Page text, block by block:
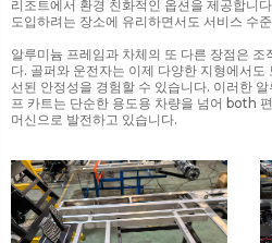
리조트에서 환경 친화적인 옵션을 제공합니
도입하려는 장소에 유리하면서도 서비스 수
알루미늄 프레임과 차체의 또 다른 장점은
다. 골퍼와 운전자는 이제 다양한 지형에서
선된 안정성을 경험할 수 있습니다. 이러한
프 카트는 단순한 용도용 차량을 넘어 both
머신으로 발전하고 있습니다.